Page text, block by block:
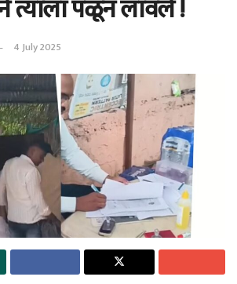
त्याला पळून लावले !
4 July 2025